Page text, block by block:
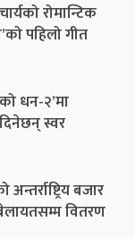
रोमान्टिक
पहिलो गीत
धन-२’मा
स्वर
बजार
वितरण